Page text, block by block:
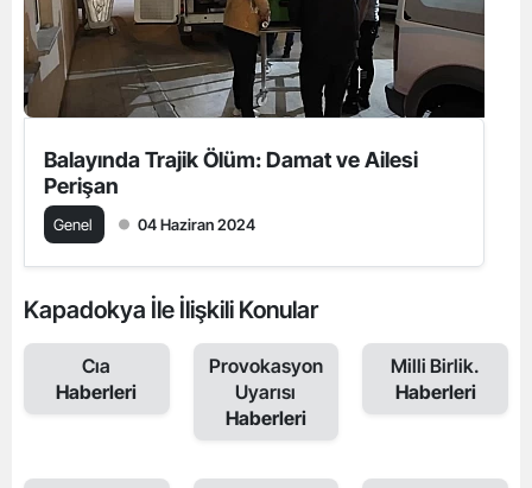
Balayında Trajik Ölüm: Damat ve Ailesi
Perişan
Genel 04 Haziran 2024
Kapadokya İle İlişkili Konular
Cıa
Haberleri
Provokasyon
Uyarısı
Haberleri
Milli Birlik.
Haberleri